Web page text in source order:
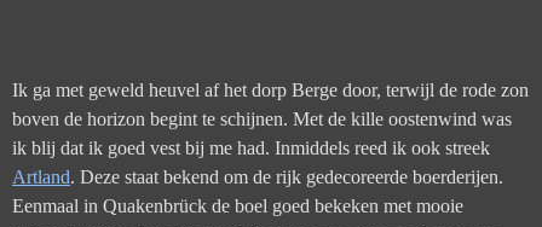
Ik ga met geweld heuvel af het dorp Berge door, terwijl de rode zon
boven de horizon begint te schijnen. Met de kille oostenwind was
ik blij dat ik goed vest bij me had. Inmiddels reed ik ook streek
Artland. Deze staat bekend om de rijk gedecoreerde boerderijen.
Eenmaal in Quakenbrück de boel goed bekeken met mooie